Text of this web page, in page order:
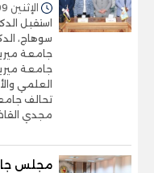
الإثنين 09/فبراير/2026 - 01:55 م
استقبل
سوهاج،
جامعة
جامعة
العلمي
تحالف
مجدي
مجلس